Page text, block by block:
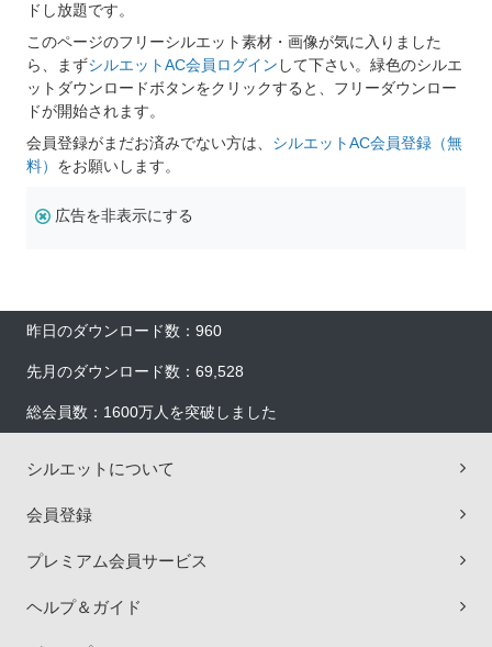
ドし放題です。
このページのフリーシルエット素材・画像が気に入りました
ら、まずシルエットAC会員ログイン して下さい。緑色のシルエ
ットダウンロードボタンをクリックすると、フリーダウンロー
ドが開始されます。
会員登録がまだお済みでない方は、 シルエットAC会員登録（無
料） をお願いします。
広告を非表示にする
昨日のダウンロード数：960
先月のダウンロード数：69,528
総会員数：1600万人を突破しました
シルエットについて
会員登録
プレミアム会員サービス
ヘルプ＆ガイド